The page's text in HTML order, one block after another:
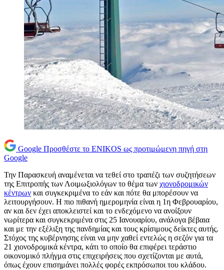
Google Προσθέστε το ENIKOS ως προτιμώμενη πηγή στη
Google
Την Παρασκευή αναμένεται να τεθεί στο τραπέζι των συζητήσεων
της Επιτροπής των Λοιμωξιολόγων το θέμα των χιονοδρομικών
κέντρων και συγκεκριμένα το εάν και πότε θα μπορέσουν να
λειτουργήσουν. Η πιο πιθανή ημερομηνία είναι η 1η Φεβρουαρίου,
αν και δεν έχει αποκλειστεί και το ενδεχόμενο να ανοίξουν
νωρίτερα και συγκεκριμένα στις 25 Ιανουαρίου, ανάλογα βέβαια
και με την εξέλιξη της πανδημίας και τους κρίσιμους δείκτες αυτής.
Στόχος της κυβέρνησης είναι να μην χαθεί εντελώς η σεζόν για τα
21 χιονοδρομικά κέντρα, κάτι το οποίο θα επιφέρει τεράστιο
οικονομικό πλήγμα στις επιχειρήσεις που σχετίζονται με αυτά,
όπως έχουν επισημάνει πολλές φορές εκπρόσωποι του κλάδου.